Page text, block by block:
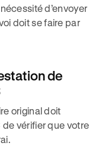
d’envoyer
doit se faire par
de
original doit
de vérifier que votre